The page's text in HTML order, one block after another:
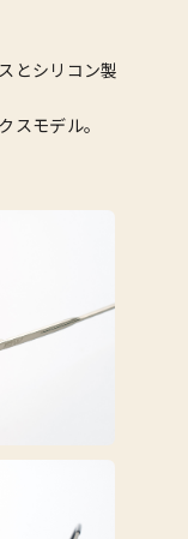
とシリコン製
スモデル。